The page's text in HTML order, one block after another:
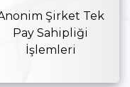
Şirket Tek
Pay Sahipliği
İşlemleri